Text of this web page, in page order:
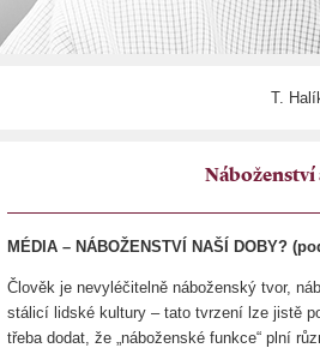
T.
Náboženství
MÉDIA – NÁBOŽENSTVÍ NAŠÍ DOBY?
Člověk je nevyléčitelně náboženský tvor,
stálicí lidské kultury – tato tvrzení lze jistě
třeba dodat, že „náboženské funkce“ plní